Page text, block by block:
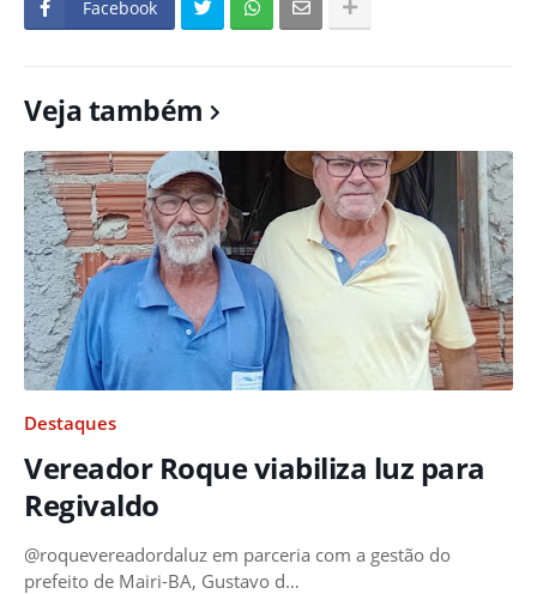
Facebook
Veja também
Destaques
Vereador Roque viabiliza luz para
Regivaldo
@roquevereadordaluz em parceria com a gestão do
prefeito de Mairi-BA, Gustavo d…